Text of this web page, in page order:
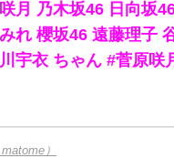
月 乃木坂46 日向坂
れ 櫻坂46 遠藤理子
宇衣 ちゃん #菅原咲
）